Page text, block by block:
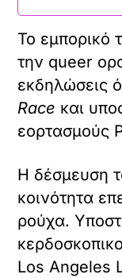
Το εμπορικό
την queer
εκδηλώσεις
Race και
εορτασμούς
Η δέσμευση
κοινότητα
ρούχα.
Los Angeles